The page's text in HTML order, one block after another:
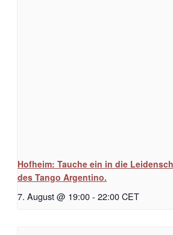
Hofheim: Tauche ein in die
des Tango Argentino.
7. August @ 19:00- 22:00CET